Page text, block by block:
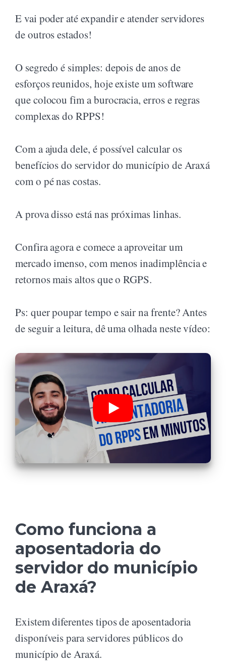
E vai poder até expandir e atender servidores
de outros estados!
O segredo é simples: depois de anos de
esforços reunidos, hoje existe um software
que colocou fim a burocracia, erros e regras
complexas do RPPS!
Com a ajuda dele, é possível calcular os
benefícios do servidor do município de Araxá
com o pé nas costas.
A prova disso está nas próximas linhas.
Confira agora e comece a aproveitar um
mercado imenso, com menos inadimplência e
retornos mais altos que o RGPS.
Ps: quer poupar tempo e sair na frente? Antes
de seguir a leitura, dê uma olhada neste vídeo:
Como funciona a
aposentadoria do
servidor do município
de Araxá?
Existem diferentes tipos de aposentadoria
disponíveis para servidores públicos do
município de Araxá.